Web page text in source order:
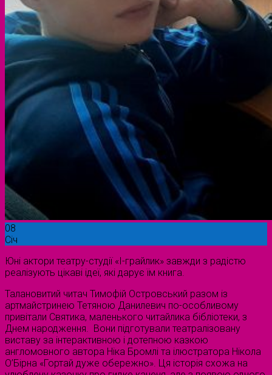
08
Січ
Юні актори театру-студії «І-грайлик» завжди з радістю
реалізують цікаві ідеї, які дарує їм книга.
Талановитий читач Тимофій Островський разом із
артмайстринею Тетяною Данилевич по-особливому
привітали Святика, маленького читайлика бібліотеки, з
Днем народження. Вони підготували театралізовану
виставу за інтерактивною і дотепною казкою
англомовного автора Ніка Бромлі та ілюстратора Нікола
О’Бірна «Гортай дуже обережно». Ця історія схожа на